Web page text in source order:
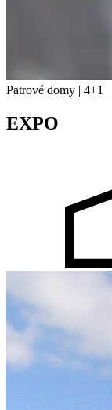
Patrové domy | 4+1
EXPO